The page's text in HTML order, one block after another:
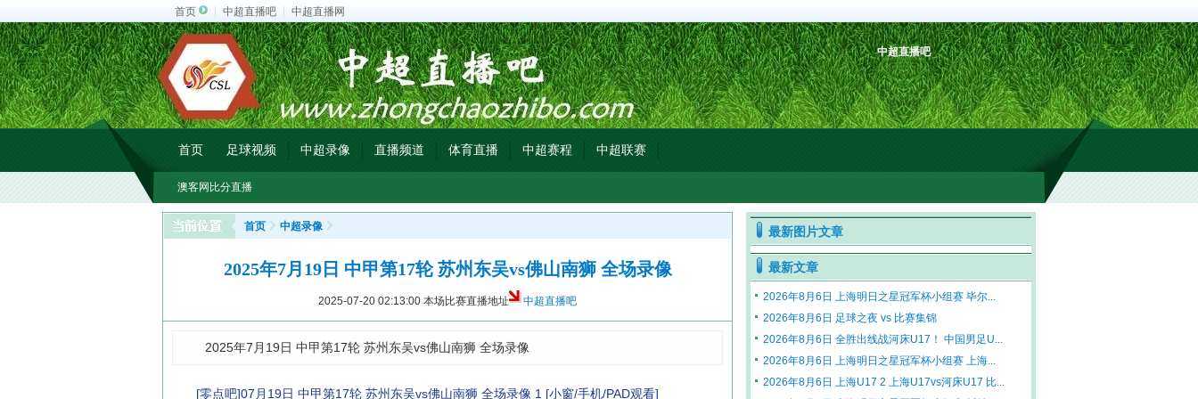
首页 中超直播吧 中超直播网
中超直播吧
首页 足球视频 中超录像 直播频道 体育直播 中超赛程 中超联赛
澳客网比分直播
首页 中超录像
2025年7月19日 中甲第17轮 苏州东吴vs佛山南狮 全场录像
2025-07-20 02:13:00 本场比赛直播地址 中超直播吧
2025年7月19日 中甲第17轮 苏州东吴vs佛山南狮 全场录像
[零点吧]07月19日 中甲第17轮 苏州东吴vs佛山南狮 全场录像 1 [小窗/手机/PAD观看]
最新图片文章
最新文章
2026年8月6日 上海明日之星冠军杯小组赛 毕尔...
2026年8月6日 足球之夜 vs 比赛集锦
2026年8月6日 全胜出线战河床U17！ 中国男足U...
2026年8月6日 上海明日之星冠军杯小组赛 上海...
2026年8月6日 上海U17 2 上海U17vs河床U17 比...